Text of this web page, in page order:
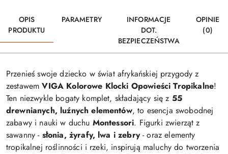
OPIS
PRODUKTU
PARAMETRY
INFORMACJE
DOT.
BEZPIECZEŃSTWA
OPINIE
(0)
Przenieś swoje dziecko w świat afrykańskiej przygody z
zestawemVIGA Kolorowe Klocki Opowieści Tropikalne!
Ten niezwykle bogaty komplet, składający się z 55
drewnianych, luźnych elementów, to esencja swobodnej
zabawy i nauki w duchu Montessori. Figurki zwierząt z
sawanny - słonia, żyrafy, lwa i zebry- oraz elementy
tropikalnej roślinności i rzeki, inspirują maluchy do tworzenia